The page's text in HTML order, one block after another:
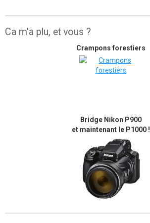
Ca m'a plu, et vous ?
Crampons forestiers
Bridge Nikon P900
et maintenant le P1000 !